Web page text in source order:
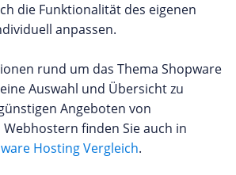
die Funktionalität des eigenen
anpassen.
rund um das Thema Shopware
Auswahl und Übersicht zu
Angeboten von
finden Sie auch in
Hosting Vergleich.